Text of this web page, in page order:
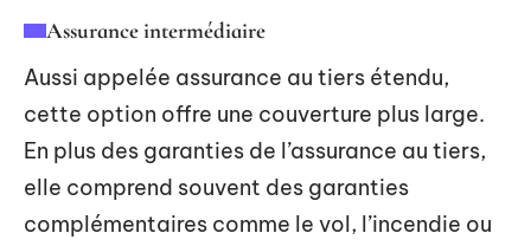
Assurance intermédiaire
Aussi appelée assurance au tiers étendu,
cette option offre une couverture plus large.
En plus des garanties de l’assurance au tiers,
elle comprend souvent des garanties
complémentaires comme le vol, l’incendie ou